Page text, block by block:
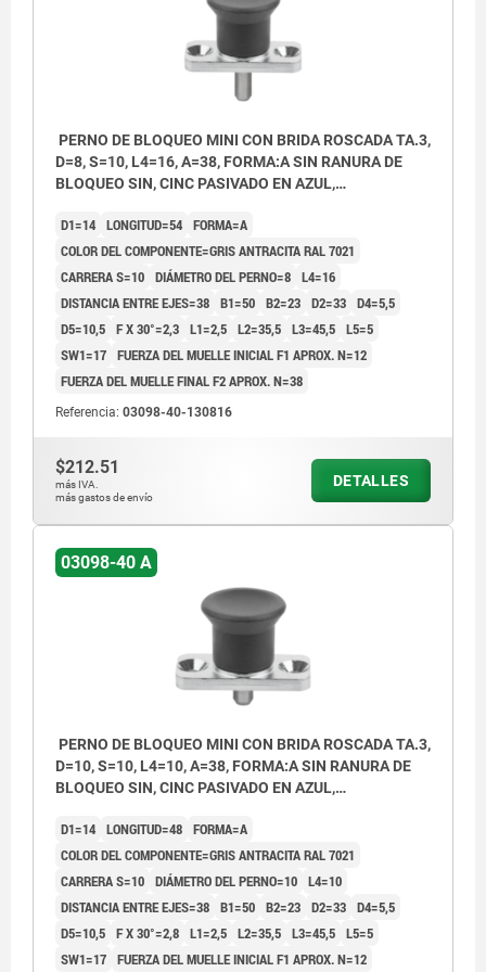
PERNO DE BLOQUEO MINI CON BRIDA ROSCADA TA.3,
D=8, S=10, L4=16, A=38, FORMA:A SIN RANURA DE
BLOQUEO SIN, CINC PASIVADO EN AZUL,
D1=14 LONGITUD=54 FORMA=A
COLOR DEL COMPONENTE=GRIS ANTRACITA RAL 7021
CARRERA S=10 DIÁMETRO DEL PERNO=8 L4=16
DISTANCIA ENTRE EJES=38 B1=50 B2=23 D2=33 D4=5,5
D5=10,5 F X 30°=2,3 L1=2,5 L2=35,5 L3=45,5 L5=5
SW1=17 FUERZA DEL MUELLE INICIAL F1 APROX. N=12
FUERZA DEL MUELLE FINAL F2 APROX. N=38
Referencia: 03098-40-130816
$212.51
más IVA.
más gastos de envío
DETALLES
03098-40 A
PERNO DE BLOQUEO MINI CON BRIDA ROSCADA TA.3,
D=10, S=10, L4=10, A=38, FORMA:A SIN RANURA DE
BLOQUEO SIN, CINC PASIVADO EN AZUL,
D1=14 LONGITUD=48 FORMA=A
COLOR DEL COMPONENTE=GRIS ANTRACITA RAL 7021
CARRERA S=10 DIÁMETRO DEL PERNO=10 L4=10
DISTANCIA ENTRE EJES=38 B1=50 B2=23 D2=33 D4=5,5
D5=10,5 F X 30°=2,8 L1=2,5 L2=35,5 L3=45,5 L5=5
SW1=17 FUERZA DEL MUELLE INICIAL F1 APROX. N=12